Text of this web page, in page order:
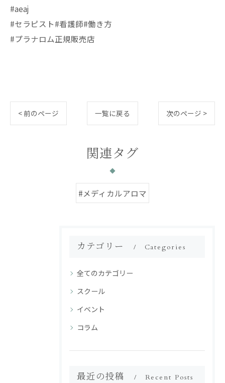
#aeaj
#セラピスト#看護師#働き方
#プラナロム正規販売店
< 前のページ 一覧に戻る 次のページ >
関連タグ
#メディカルアロマ
カテゴリー Categories
全てのカテゴリー
スクール
イベント
コラム
最近の投稿 Recent Posts